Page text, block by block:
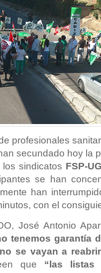
profesionales
secundado hoy la
sindicatos FSP-
se han
han
con el
José Antonio
tenemos garantía
se vayan a reabrir
que “las